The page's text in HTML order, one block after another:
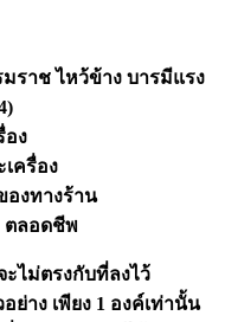
ราช ไหว้ข้าง บารมีแรง
อง
ครื่อง
องทางร้าน
ตลอดชีพ
ไม่ตรงกับที่ลงไว้
ย่าง เพียง 1 องค์เท่านั้น